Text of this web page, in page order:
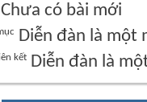
Chưa có bài mới
Diễn đàn là một
Diễn đàn là